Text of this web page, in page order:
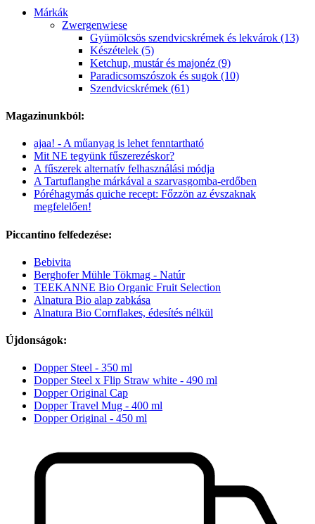
Márkák
Zwergenwiese
Gyümölcsös szendvicskrémek és lekvárok (13)
Készételek (5)
Ketchup, mustár és majonéz (9)
Paradicsomszószok és sugok (10)
Szendvicskrémek (61)
Magazinunkból:
ajaa! - A műanyag is lehet fenntartható
Mit NE tegyünk fűszerezéskor?
A fűszerek alternatív felhasználási módja
A Tartuflanghe márkával a szarvasgomba-erdőben
Póréhagymás quiche recept: Főzzön az évszaknak
megfelelően!
Piccantino felfedezése:
Bebivita
Berghofer Mühle Tökmag - Natúr
TEEKANNE Bio Organic Fruit Selection
Alnatura Bio alap zabkása
Alnatura Bio Cornflakes, édesítés nélkül
Újdonságok:
Dopper Steel - 350 ml
Dopper Steel x Flip Straw white - 490 ml
Dopper Original Cap
Dopper Travel Mug - 400 ml
Dopper Original - 450 ml